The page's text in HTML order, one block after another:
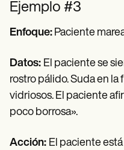
Ejemplo #3
Enfoque: Paciente
Datos: El paciente se
rostro pálido. Suda en la
vidriosos. El paciente
poco borrosa».
Acción: El paciente